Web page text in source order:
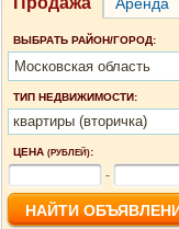
ВЫБРАТЬ РАЙОН/ГОРОД:
Московская область
ТИП НЕДВИЖИМОСТИ:
квартиры (вторичка)
ЦЕНА (РУБЛЕЙ):
-